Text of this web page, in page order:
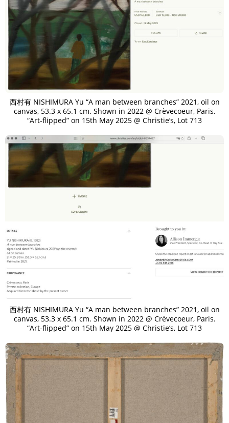
西村有 NISHIMURA Yu “A man between branches” 2021, oil on
canvas, 53.3 x 65.1 cm. Shown in 2022 @ Crèvecoeur, Paris.
“Art-flipped” on 15th May 2025 @ Christie’s, Lot 713
西村有 NISHIMURA Yu “A man between branches” 2021, oil on
canvas, 53.3 x 65.1 cm. Shown in 2022 @ Crèvecoeur, Paris.
“Art-flipped” on 15th May 2025 @ Christie’s, Lot 713